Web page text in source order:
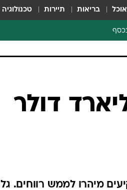
אוכל בריאות תיירות טכנולוגיה
בירידה: 80 מיליארד דולר
מיהרו לממש רווחים. גל